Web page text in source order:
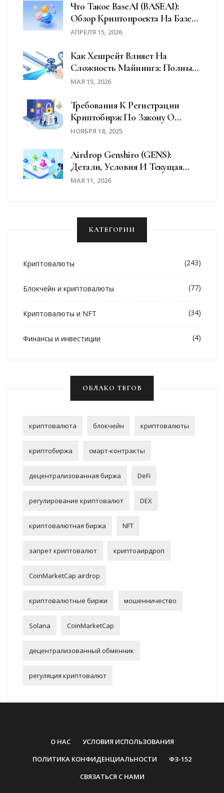
Что Такое BaseAI (BASEAI):
Обзор Криптопроекта На Базе
Coinbase Base
АПРЕЛЯ 15, 2026
Как Хешрейт Влияет На
Сложность Майнинга: Полный
Разбор Механизма
МАЯ 15, 2026
Требования К Регистрации
Криптобирж По Закону О
Платежных Услугах (PSA) В
НОЯБРЯ 18, 2025
Airdrop Genshiro (GENS):
Детали, Условия И Текущая
Стоимость Токена
МАЯ 11, 2026
КАТЕГОРИИ
Криптовалюты (243)
Блокчейн и криптовалюты (77)
Криптовалюты и NFT (34)
Финансы и инвестиции (4)
ОБЛАКО ТЕГОВ
криптовалюта блокчейн криптовалюты
криптобиржа смарт-контракты
децентрализованная биржа DeFi
регулирование криптовалют DEX
криптовалютная биржа NFT
запрет криптовалют криптоаирдроп
CoinMarketCap airdrop
криптовалютные биржи мошенничество
Solana CoinMarketCap
децентрализованный обменник
регуляция криптовалют
О НАС
УСЛОВИЯ ИСПОЛЬЗОВАНИЯ
ПОЛИТИКА КОНФИДЕНЦИАЛЬНОСТИ
ФЗ-152
СВЯЗАТЬСЯ С НАМИ